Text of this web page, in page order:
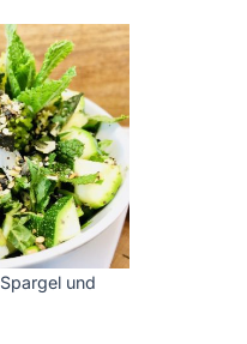
und